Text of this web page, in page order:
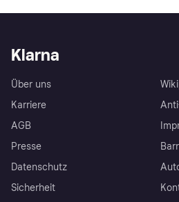
Klarna
Über uns
Karriere
AGB
Presse
Datenschutz
Sicherheit